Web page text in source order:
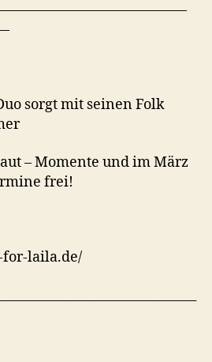
sorgt mit seinen Folk
– Momente und im März
frei!
laila.de/